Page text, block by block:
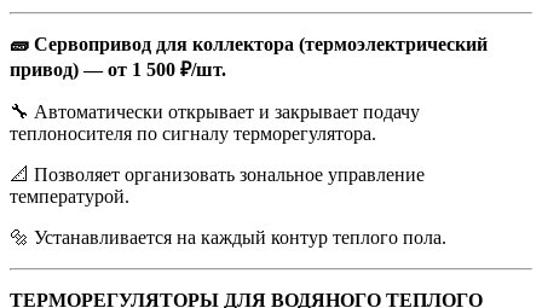
🧱 Сервопривод для коллектора (термоэлектрический
привод) — от 1 500 ₽/шт.
🔧 Автоматически открывает и закрывает подачу
теплоносителя по сигналу терморегулятора.
📐 Позволяет организовать зональное управление
температурой.
🔩 Устанавливается на каждый контур теплого пола.
ТЕРМОРЕГУЛЯТОРЫ ДЛЯ ВОДЯНОГО ТЕПЛОГО